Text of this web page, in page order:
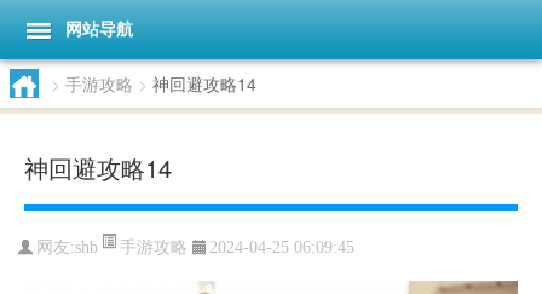
网站导航
> 手游攻略 > 神回避攻略14
神回避攻略14
网友:shb 手游攻略 2024-04-25 06:09:45